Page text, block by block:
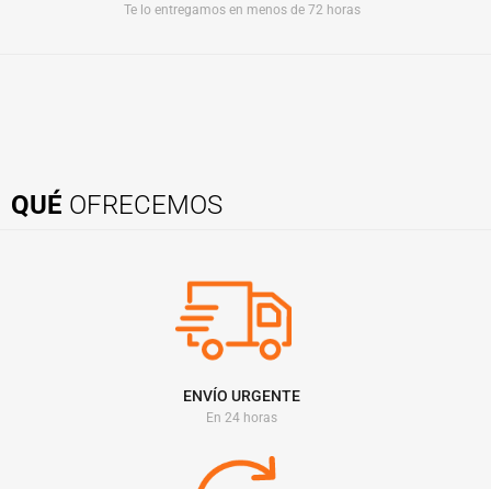
Te lo entregamos en menos de 72 horas
QUÉ OFRECEMOS
ENVÍO URGENTE
En 24 horas